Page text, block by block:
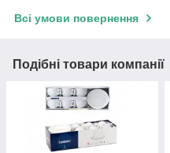
Всі умови повернення
Подібні товари компанії